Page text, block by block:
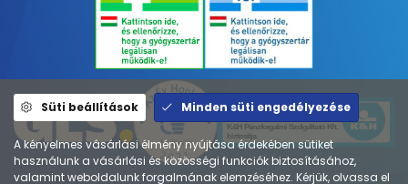
Süti beállítások Minden süti engedélyezése
A kényelmes vásárlási élmény nyújtása érdekében sütiket
használunk a vásárlási és közösségi funkciók biztosításához,
valamint weboldalunk forgalmának elemzéséhez. Kérjük, olvassa el